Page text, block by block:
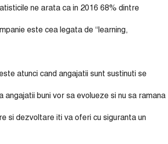
ne arata ca in 2016 68% dintre
este cea legata de “learning,
atunci cand angajatii sunt sustinuti se
buni vor sa evolueze si nu sa ramana
si dezvoltare iti va oferi cu siguranta un